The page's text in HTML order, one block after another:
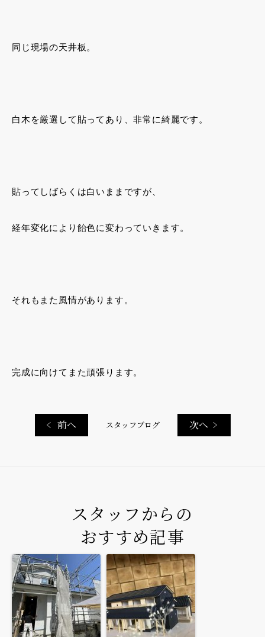
同じ現場の天井板。
白木を厳選して貼ってあり、非常に綺麗です。
貼ってしばらくは白いままですが、
経年変化により飴色に変わっていきます。
それもまた風情があります。
完成に向けてまた頑張ります。
前へ スタッフブログ 次へ
スタッフからの
おすすめ記事